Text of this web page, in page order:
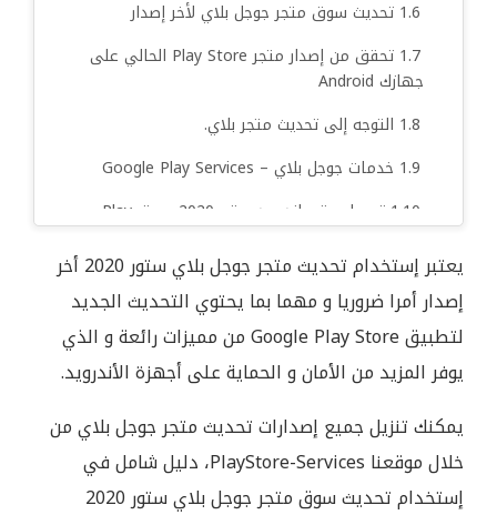
تحديث سوق متجر جوجل بلاي لأخر إصدار
تحقق من إصدار متجر Play Store الحالي على
جهازك Android
التوجه إلى تحديث متجر بلاي.
خدمات جوجل بلاي – Google Play Services
تحميل متجر اندرويد ستور 2020 سوق Play
طريقة تحميل و تنزيل متجر جوجل بلاي أخر إصدار
من موقع Playstore-services؟
كيف يمكنني تنزيل تطبيقات من متجر جوجل
بلاي 2020 ؟
كيفية تنزيل التطبيقات والألعاب المجانية من
متجر سوق بلاي Google Play
كيفية إنشاء حساب جيميل Gmail لفتح متجر
يعتبر إستخدام تحديث متجر جوجل بلاي ستور 2020 أخر
إصدار أمرا ضروريا و مهما بما يحتوي التحديث الجديد
لتطبيق Google Play Store من مميزات رائعة و الذي
يوفر المزيد من الأمان و الحماية على أجهزة الأندرويد.
يمكنك تنزيل جميع إصدارات تحديث متجر جوجل بلاي من
خلال موقعنا PlayStore-Services، دليل شامل في
إستخدام تحديث سوق متجر جوجل بلاي ستور 2020